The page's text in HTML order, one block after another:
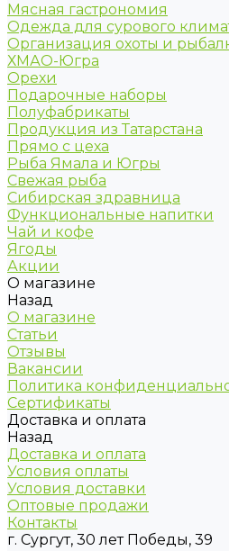
Мясная гастрономия
Одежда для сурового
Организация охоты и
ХМАО-Югра
Орехи
Подарочные наборы
Полуфабрикаты
Продукция из Татарстана
Прямо с цеха
Рыба Ямала и Югры
Свежая рыба
Сибирская здравница
Функциональные напитки
Чай и кофе
Ягоды
Акции
О магазине
Назад
О магазине
Статьи
Отзывы
Вакансии
Политика
Сертификаты
Доставка и оплата
Назад
Доставка и оплата
Условия оплаты
Условия доставки
Оптовые продажи
Контакты
г. Сургут, 30 лет Победы, 39